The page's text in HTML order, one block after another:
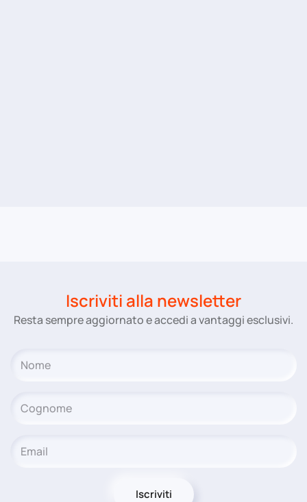
Iscriviti alla newsletter
Resta sempre aggiornato e accedi a vantaggi esclusivi.
Iscriviti